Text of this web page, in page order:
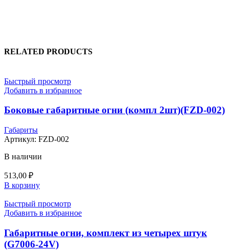
RELATED PRODUCTS
Быстрый просмотр
Добавить в избранное
Боковые габаритные огни (компл 2шт)(FZD-002)
Габариты
Артикул: FZD-002
В наличии
513,00 ₽
В корзину
Быстрый просмотр
Добавить в избранное
Габаритные огни, комплект из четырех штук
(G7006-24V)